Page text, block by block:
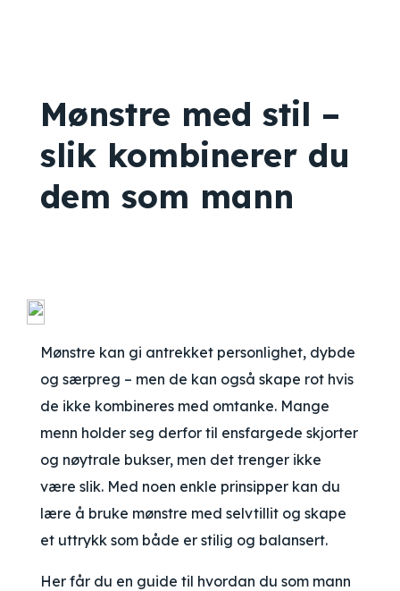
Mønstre med stil –
slik kombinerer du
dem som mann
Mønstre kan gi antrekket personlighet, dybde
og særpreg – men de kan også skape rot hvis
de ikke kombineres med omtanke. Mange
menn holder seg derfor til ensfargede skjorter
og nøytrale bukser, men det trenger ikke
være slik. Med noen enkle prinsipper kan du
lære å bruke mønstre med selvtillit og skape
et uttrykk som både er stilig og balansert.
Her får du en guide til hvordan du som mann